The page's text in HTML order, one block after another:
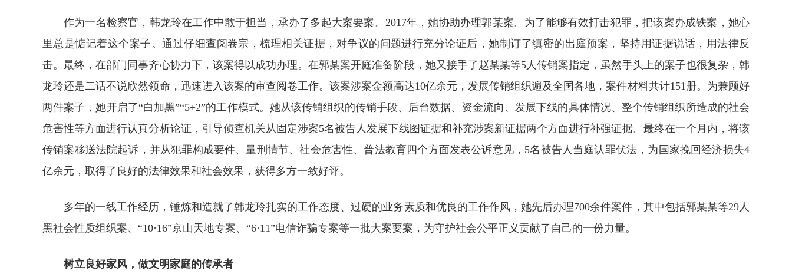
作为一名检察官，韩龙玲在工作中敢于担当，承办了多起大案要案。2017年，她协助办理郭某案。为了能够有效打击犯罪，把该案办成铁案，她心
里总是惦记着这个案子。通过仔细查阅卷宗，梳理相关证据，对争议的问题进行充分论证后，她制订了缜密的出庭预案，坚持用证据说话，用法律反
击。最终，在部门同事齐心协力下，该案得以成功办理。在郭某案开庭准备阶段，她又接手了赵某某等5人传销案指定，虽然手头上的案子也很复杂，韩
龙玲还是二话不说欣然领命，迅速进入该案的审查阅卷工作。该案涉案金额高达10亿余元，发展传销组织遍及全国各地，案件材料共计151册。为兼顾好
两件案子，她开启了“白加黑”“5+2”的工作模式。她从该传销组织的传销手段、后台数据、资金流向、发展下线的具体情况、整个传销组织所造成的社会
危害性等方面进行认真分析论证，引导侦查机关从固定涉案5名被告人发展下线图证据和补充涉案新证据两个方面进行补强证据。最终在一个月内，将该
传销案移送法院起诉，并从犯罪构成要件、量刑情节、社会危害性、普法教育四个方面发表公诉意见，5名被告人当庭认罪伏法，为国家挽回经济损失4
亿余元，取得了良好的法律效果和社会效果，获得多方一致好评。
多年的一线工作经历，锤炼和造就了韩龙玲扎实的工作态度、过硬的业务素质和优良的工作作风，她先后办理700余件案件，其中包括郭某某等29人
黑社会性质组织案、“10·16”京山天地专案、“6·11”电信诈骗专案等一批大案要案，为守护社会公平正义贡献了自己的一份力量。
树立良好家风，做文明家庭的传承者